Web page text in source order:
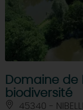
Domaine de
biodiversité
45340 -